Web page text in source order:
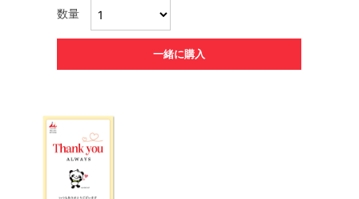
数量
一緒に購入